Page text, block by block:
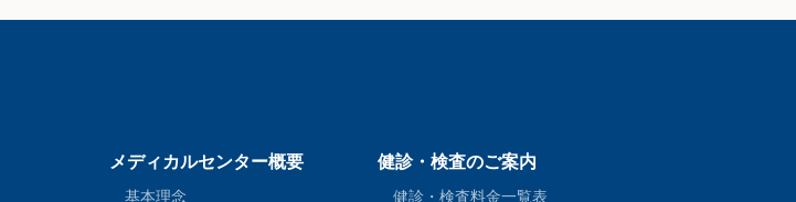
メディカルセンター概要
基本理念
健診・検査のご案内
健診・検査料金一覧表